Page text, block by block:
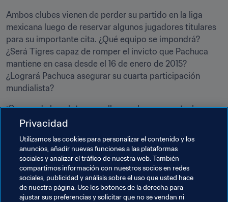
Ambos clubes vienen de perder su partido en la liga
mexicana luego de reservar algunos jugadores titulares
para su importante cita. ¿Qué equipo se impondrá?
¿Será Tigres capaz de romper el invicto que Pachuca
mantiene en casa desde el 16 de enero de 2015?
¿Logrará Pachuca asegurar su cuarta participación
mundialista?
¡Que ruede la pelota y que lleguen las respuestas!
Hemos oído…“Hemos conformado un muy buen grupo
en el vestidor. Pachuca es un equipo que se entrega al
100%, y que cuando juega a tope, le puede competir al
Alfonso Blanco, arquero del Pachuca, en exclusiva a
FIFA.com.
Privacidad
Utilizamos las cookies para personalizar el contenido y los
anuncios, añadir nuevas funciones a las plataformas
sociales y analizar el tráfico de nuestra web. También
compartimos información con nuestros socios en redes
sociales, publicidad y análisis sobre el uso que usted hace
de nuestra página. Use los botones de la derecha para
ajustar sus preferencias y solicitar que no se vendan ni